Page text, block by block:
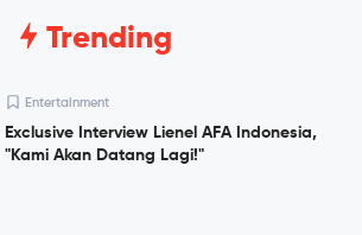
Trending
Entertainment
Exclusive Interview Lienel AFA Indonesia,
"Kami Akan Datang Lagi!"